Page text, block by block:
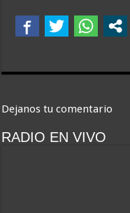
Dejanos tu comentario
RADIO EN VIVO